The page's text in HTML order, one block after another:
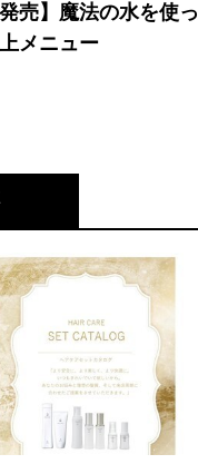
発売】魔法の水を使っ
メニュー